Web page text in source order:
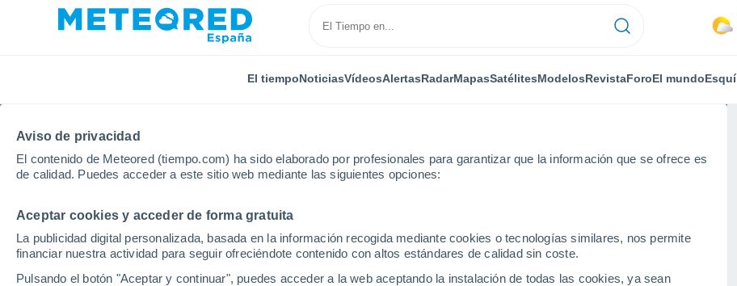
Aviso de privacidad
El contenido de Meteored (tiempo.com) ha sido elaborado por profesionales para garantizar que la información que se ofrece es
de calidad. Puedes acceder a este sitio web mediante las siguientes opciones:
Aceptar cookies y acceder de forma gratuita
La publicidad digital personalizada, basada en la información recogida mediante cookies o tecnologías similares, nos permite
financiar nuestra actividad para seguir ofreciéndote contenido con altos estándares de calidad sin coste.
Pulsando el botón "Aceptar y continuar", puedes acceder a la web aceptando la instalación de todas las cookies, ya sean
El tiempoNoticiasVídeosAlertasRadarMapasSatélitesModelosRevistaForoEl mundoEsquí
Inicio Austria Land de Tirol Rifflsee - Pitztal